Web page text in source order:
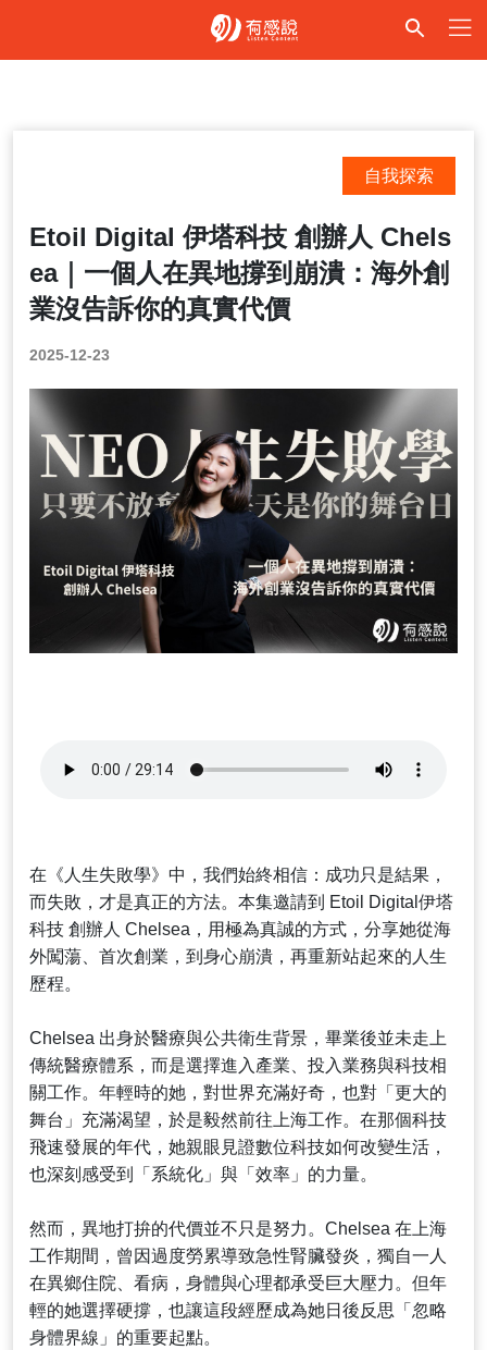
Etoil Digital 伊塔科技 創辦人 Chels
ea｜一個人在異地撐到崩潰：海外創
業沒告訴你的真實代價
自我探索
2025-12-23
在《人生失敗學》中，我們始終相信：成功只是結果，
而失敗，才是真正的方法。本集邀請到 Etoil Digital伊塔
科技 創辦人 Chelsea，用極為真誠的方式，分享她從海
外闖蕩、首次創業，到身心崩潰，再重新站起來的人生
歷程。
Chelsea 出身於醫療與公共衛生背景，畢業後並未走上
傳統醫療體系，而是選擇進入產業、投入業務與科技相
關工作。年輕時的她，對世界充滿好奇，也對「更大的
舞台」充滿渴望，於是毅然前往上海工作。在那個科技
飛速發展的年代，她親眼見證數位科技如何改變生活，
也深刻感受到「系統化」與「效率」的力量。
然而，異地打拚的代價並不只是努力。Chelsea 在上海
工作期間，曾因過度勞累導致急性腎臟發炎，獨自一人
在異鄉住院、看病，身體與心理都承受巨大壓力。但年
輕的她選擇硬撐，也讓這段經歷成為她日後反思「忽略
身體界線」的重要起點。